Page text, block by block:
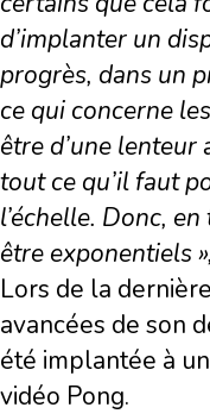
d’implanter un
progrès, dans un
ce qui concerne
être d’une lenteur
tout ce qu’il faut
l’échelle. Donc,
être exponentiels »,
Lors de la
avancées de son
été implantée à
vidéo Pong.